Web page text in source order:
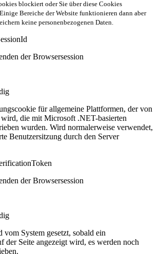
blockiert oder Sie über diese Cookies
Bereiche der Website funktionieren dann aber
keine personenbezogenen Daten.
der Browsersession
für allgemeine Plattformen, der von
wird, die mit Microsoft .NET-basierten
wurden. Wird normalerweise verwendet,
Benutzersitzung durch den Server
der Browsersession
vom System gesetzt, sobald ein
der Seite angezeigt wird, es werden noch